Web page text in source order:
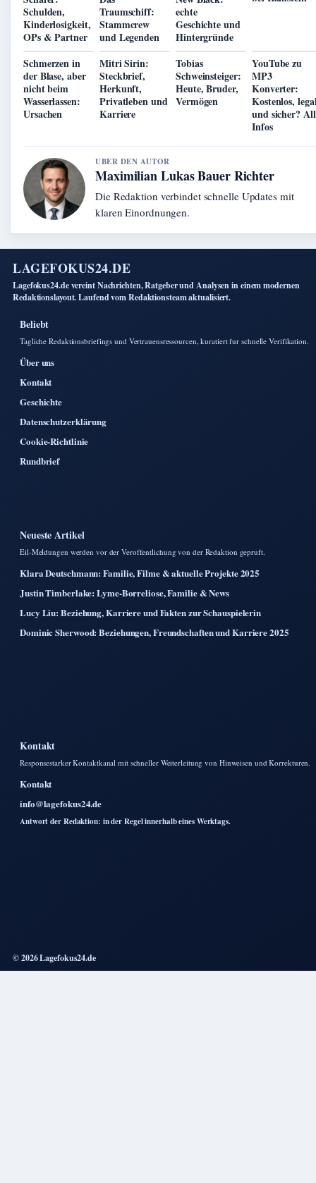
Schulden,
Kinderlosigkeit,
OPs & Partner
Traumschiff:
Stammcrew
und Legenden
echte
Geschichte und
Hintergründe
Schmerzen in
der Blase, aber
nicht beim
Wasserlassen:
Ursachen
Mitri Sirin:
Steckbrief,
Herkunft,
Privatleben und
Karriere
Tobias
Schweinsteiger:
Heute, Bruder,
Vermögen
YouTube zu
MP3
Konverter:
Kostenlos,
und sicher?
Infos
UBER DEN AUTOR
Maximilian Lukas Bauer Richter
Die Redaktion verbindet schnelle Updates mit
klaren Einordnungen.
LAGEFOKUS24.DE
Lagefokus24.de vereint Nachrichten, Ratgeber und Analysen in einem modernen
Redaktionslayout. Laufend vom Redaktionsteam aktualisiert.
Beliebt
Tagliche Redaktionsbriefings und Vertrauensressourcen, kuratiert fur schnelle Verifikation.
Über uns
Kontakt
Geschichte
Datenschutzerklärung
Cookie-Richtlinie
Rundbrief
Neueste Artikel
Eil-Meldungen werden vor der Veroffentlichung von der Redaktion gepruft.
Klara Deutschmann: Familie, Filme & aktuelle Projekte 2025
Justin Timberlake: Lyme-Borreliose, Familie & News
Lucy Liu: Beziehung, Karriere und Fakten zur Schauspielerin
Dominic Sherwood: Beziehungen, Freundschaften und Karriere 2025
Kontakt
Responsestarker Kontaktkanal mit schneller Weiterleitung von Hinweisen und Korrekturen.
Kontakt
info@lagefokus24.de
Antwort der Redaktion: in der Regel innerhalb eines Werktags.
© 2026 Lagefokus24.de